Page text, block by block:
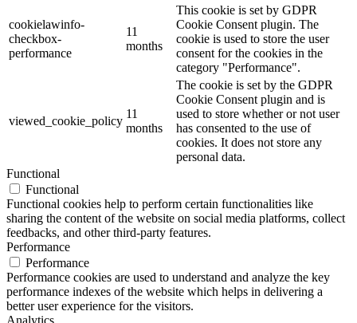
cookielawinfo-
checkbox-
performance
11
months
This cookie is set by GDPR
Cookie Consent plugin. The
cookie is used to store the user
consent for the cookies in the
category "Performance".
viewed_cookie_policy
11
months
The cookie is set by the GDPR
Cookie Consent plugin and is
used to store whether or not user
has consented to the use of
cookies. It does not store any
personal data.
Functional
Functional
Functional cookies help to perform certain functionalities like
sharing the content of the website on social media platforms, collect
feedbacks, and other third-party features.
Performance
Performance
Performance cookies are used to understand and analyze the key
performance indexes of the website which helps in delivering a
better user experience for the visitors.
Analytics